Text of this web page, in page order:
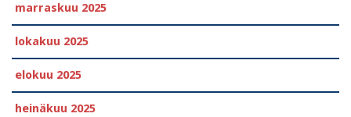
marraskuu 2025
lokakuu 2025
elokuu 2025
heinäkuu 2025